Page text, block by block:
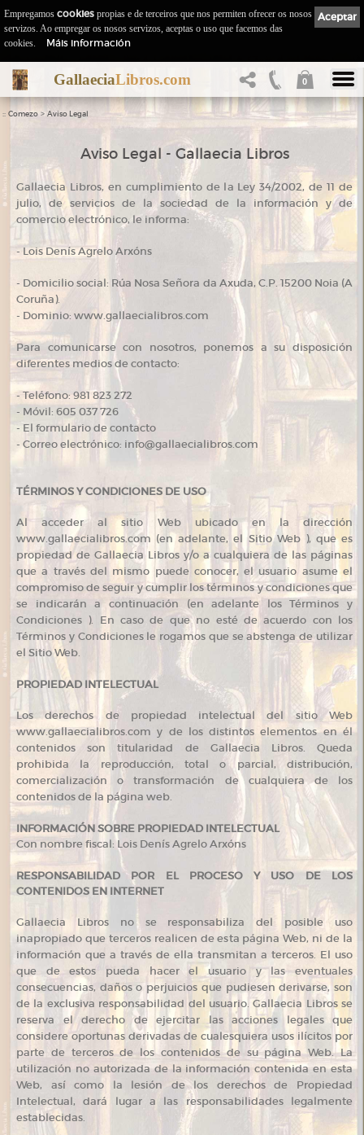
GallaeciaLibros.com 0
:: Comezo > Aviso Legal
Aviso Legal - Gallaecia Libros
Gallaecia Libros, en cumplimiento de la Ley 34/2002, de 11 de
julio, de servicios de la sociedad de la información y de
comercio electrónico, le informa:
- Lois Denís Agrelo Arxóns
- Domicilio social: Rúa Nosa Señora da Axuda, C.P. 15200 Noia (A
Coruña).
- Dominio: www.gallaecialibros.com
Para comunicarse con nosotros, ponemos a su disposición
diferentes medios de contacto:
- Teléfono: 981 823 272
- Móvil: 605 037 726
- El formulario de contacto
- Correo electrónico: info@gallaecialibros.com
TÉRMINOS Y CONDICIONES DE USO
Al acceder al sitio Web ubicado en la dirección
www.gallaecialibros.com (en adelante, el Sitio Web ), que es
propiedad de Gallaecia Libros y/o a cualquiera de las páginas
que a través del mismo puede conocer, el usuario asume el
compromiso de seguir y cumplir los términos y condiciones que
se indicarán a continuación (en adelante los Términos y
Condiciones ). En caso de que no esté de acuerdo con los
Términos y Condiciones le rogamos que se abstenga de utilizar
el Sitio Web.
PROPIEDAD INTELECTUAL
Los derechos de propiedad intelectual del sitio Web
www.gallaecialibros.com y de los distintos elementos en él
contenidos son titularidad de Gallaecia Libros. Queda
prohibida la reproducción, total o parcial, distribución,
comercialización o transformación de cualquiera de los
contenidos de la página web.
INFORMACIÓN SOBRE PROPIEDAD INTELECTUAL
Con nombre fiscal: Lois Denís Agrelo Arxóns
RESPONSABILIDAD POR EL PROCESO Y USO DE LOS
CONTENIDOS EN INTERNET
Gallaecia Libros no se responsabiliza del posible uso
inapropiado que terceros realicen de esta página Web, ni de la
información que a través de ella transmitan a terceros. El uso
que de estos pueda hacer el usuario y las eventuales
consecuencias, daños o perjuicios que pudiesen derivarse, son
de la exclusiva responsabilidad del usuario. Gallaecia Libros se
reserva el derecho de ejercitar las acciones legales que
considere oportunas derivadas de cualesquiera usos ilícitos por
parte de terceros de los contenidos de su página Web. La
utilización no autorizada de la información contenida en esta
Web, así como la lesión de los derechos de Propiedad
Intelectual, dará lugar a las responsabilidades legalmente
establecidas.
Aceptar
Empregamos cookies propias e de terceiros que nos permiten ofrecer os nosos
servizos. Ao empregar os nosos servizos, aceptas o uso que facemos das
cookies.
Máis información